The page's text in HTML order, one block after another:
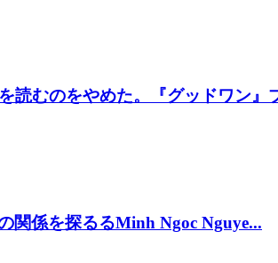
読むのをやめた。『グッドワン』
関係を探るるMinh Ngoc Nguye...